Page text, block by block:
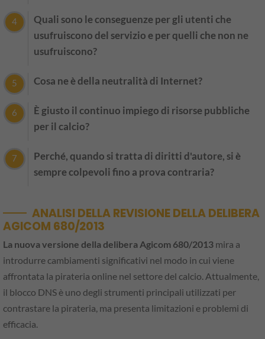
Quali sono le conseguenze per gli utenti che
usufruiscono del servizio e per quelli che non ne
usufruiscono?
Cosa ne è della neutralità di Internet?
È giusto il continuo impiego di risorse pubbliche
per il calcio?
Perché, quando si tratta di diritti d'autore, si è
sempre colpevoli fino a prova contraria?
ANALISI DELLA REVISIONE DELLA DELIBERA
AGICOM 680/2013
La nuova versione della delibera Agicom 680/2013 mira a
introdurre cambiamenti significativi nel modo in cui viene
affrontata la pirateria online nel settore del calcio. Attualmente,
il blocco DNS è uno degli strumenti principali utilizzati per
contrastare la pirateria, ma presenta limitazioni e problemi di
efficacia.